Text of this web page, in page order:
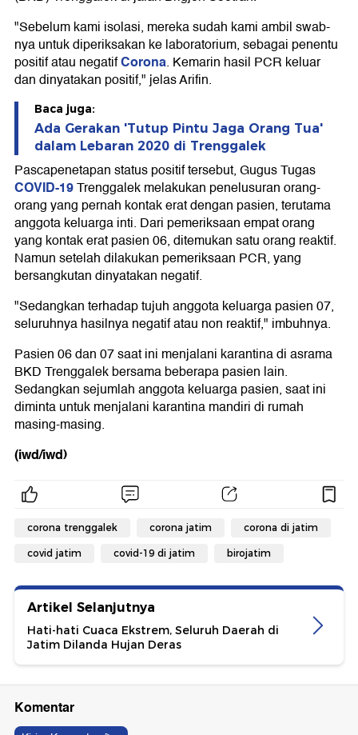
"Sebelum kami isolasi, mereka sudah kami ambil swab-
nya untuk diperiksakan ke laboratorium, sebagai penentu
positif atau negatifCorona. Kemarin hasil PCR keluar
dan dinyatakan positif," jelas Arifin.
Baca juga:
Ada Gerakan 'Tutup Pintu Jaga Orang Tua'
dalam Lebaran 2020 di Trenggalek
Pascapenetapan status positif tersebut, Gugus Tugas
COVID-19Trenggalek melakukan penelusuran orang-
orang yang pernah kontak erat dengan pasien, terutama
anggota keluarga inti. Dari pemeriksaan empat orang
yang kontak erat pasien 06, ditemukan satu orang reaktif.
Namun setelah dilakukan pemeriksaan PCR, yang
bersangkutan dinyatakan negatif.
"Sedangkan terhadap tujuh anggota keluarga pasien 07,
seluruhnya hasilnya negatif atau non reaktif," imbuhnya.
Pasien 06 dan 07 saat ini menjalani karantina di asrama
BKD Trenggalek bersama beberapa pasien lain.
Sedangkan sejumlah anggota keluarga pasien, saat ini
diminta untuk menjalani karantina mandiri di rumah
masing-masing.
(iwd/iwd)
corona trenggalek corona jatim corona di jatim
covid jatim covid-19 di jatim birojatim
Artikel Selanjutnya
Hati-hati Cuaca Ekstrem, Seluruh Daerah di
Jatim Dilanda Hujan Deras